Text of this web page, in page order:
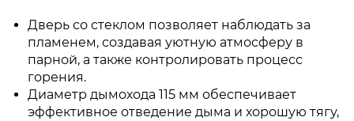
Дверь со стеклом позволяет наблюдать за
пламенем, создавая уютную атмосферу в
парной, а также контролировать процесс
горения.
Диаметр дымохода 115 мм обеспечивает
эффективное отведение дыма и хорошую тягу,